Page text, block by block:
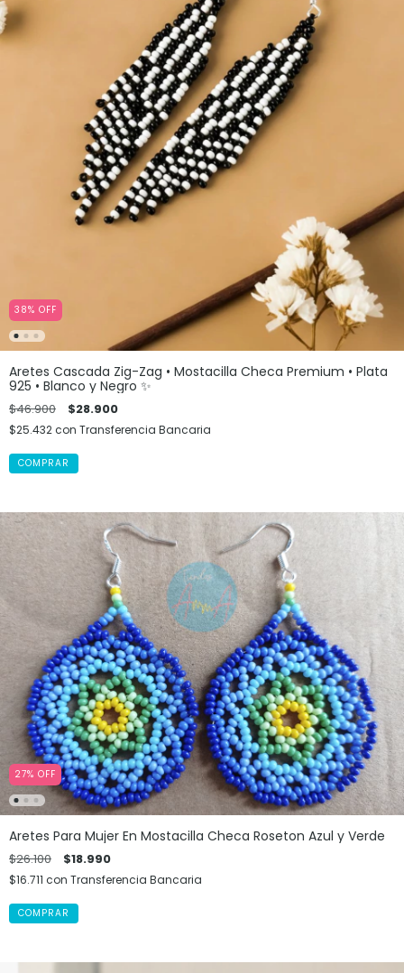
38% OFF
Aretes Cascada Zig-Zag • Mostacilla Checa Premium • Plata
925 • Blanco y Negro ✨
$46.900 $28.900
$25.432con Transferencia Bancaria
27% OFF
Aretes Para Mujer En Mostacilla Checa Roseton Azul y Verde
$26.100 $18.990
$16.711 con Transferencia Bancaria